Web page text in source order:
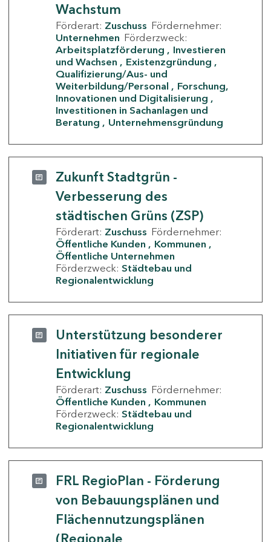
Wachstum
Förderart: Zuschuss Fördernehmer:
Unternehmen Förderzweck:
Arbeitsplatzförderung
Investieren
und Wachsen
Existenzgründung
Qualifizierung/Aus- und
Weiterbildung/Personal
Forschung,
Innovationen und Digitalisierung
Investitionen in Sachanlagen und
Beratung
Unternehmensgründung
Zukunft Stadtgrün -
Verbesserung des
städtischen Grüns (ZSP)
Förderart: Zuschuss Fördernehmer:
Öffentliche Kunden
Kommunen
Öffentliche Unternehmen
Förderzweck: Städtebau und
Regionalentwicklung
Unterstützung besonderer
Initiativen für regionale
Entwicklung
Förderart: Zuschuss Fördernehmer:
Öffentliche Kunden
Kommunen
Förderzweck: Städtebau und
Regionalentwicklung
FRL RegioPlan - Förderung
von Bebauungsplänen und
Flächennutzungsplänen